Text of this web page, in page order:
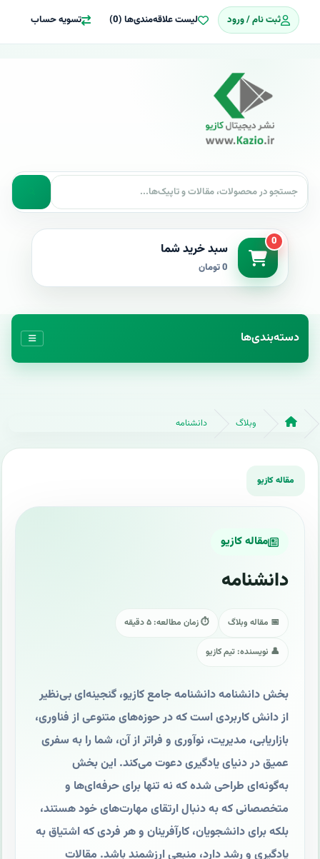
ثبت نام / ورود لیست علاقه‌مندی‌ها (0) تسویه حساب
0 سبد خرید شما
0 تومان
دسته‌بندی‌ها
وبلاگ دانشنامه
مقاله کازیو
دانشنامه
📅 مقاله وبلاگ ⏱ زمان مطالعه: ۵ دقیقه
👤 نویسنده: تیم کازیو
بخش دانشنامه دانشنامه جامع کازیو، گنجینه‌ای بی‌نظیر
از دانش کاربردی است که در حوزه‌های متنوعی از فناوری،
بازاریابی، مدیریت، نوآوری و فراتر از آن، شما را به سفری
عمیق در دنیای یادگیری دعوت می‌کند. این بخش
به‌گونه‌ای طراحی شده که نه تنها برای حرفه‌ای‌ها و
متخصصانی که به دنبال ارتقای مهارت‌های خود هستند،
بلکه برای دانشجویان، کارآفرینان و هر فردی که اشتیاق به
یادگیری و رشد دارد، منبعی ارزشمند باشد. مقالات